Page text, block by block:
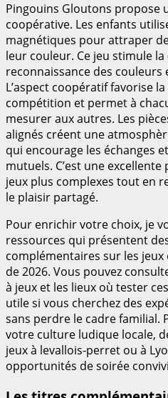
Pingouins Gloutons propose
coopérative. Les enfants
magnétiques pour attraper
leur couleur. Ce jeu stimule la
reconnaissance des couleurs
L’aspect coopératif favorise
compétition et permet à
mesurer aux autres. Les
alignés créent une
qui encourage les échanges
mutuels. C’est une
jeux plus complexes tout en
le plaisir partagé.
Pour enrichir votre choix, je
ressources qui présentent
complémentaires sur les
de 2026. Vous pouvez
à jeux et les lieux où tester
utile si vous cherchez des
sans perdre le cadre familial.
votre culture ludique locale,
jeux à levallois-perret ou à
opportunités de soirée